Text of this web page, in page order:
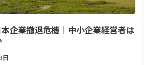
企業撤退危機｜中小企業経営者は
日